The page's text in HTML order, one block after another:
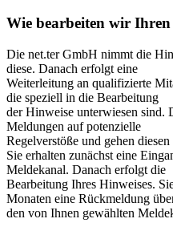
Wie bearbeiten wir
Die net.ter GmbH nimmt die
diese. Danach erfolgt eine
Weiterleitung an qualifizierte
die speziell in die Bearbeitung
der Hinweise unterwiesen sind.
Meldungen auf potenzielle
Regelverstöße und gehen
Sie erhalten zunächst eine
Meldekanal. Danach erfolgt die
Bearbeitung Ihres Hinweises.
Monaten eine Rückmeldung
den von Ihnen gewählten